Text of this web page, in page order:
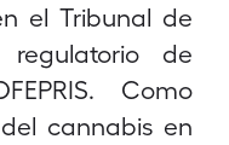
el Tribunal de
de
Como
cannabis en